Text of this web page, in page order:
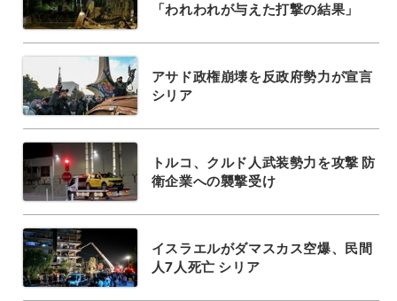
「われわれが与えた打撃の結果」
アサド政権崩壊を反政府勢力が宣言
シリア
トルコ、クルド人武装勢力を攻撃 防
衛企業への襲撃受け
イスラエルがダマスカス空爆、民間
人7人死亡 シリア